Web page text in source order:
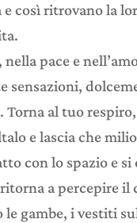
e così ritrovano la
nella pace e
sensazioni,
al tuo
e lascia che
con lo spazio e si
a percepire il
le gambe, i vestiti